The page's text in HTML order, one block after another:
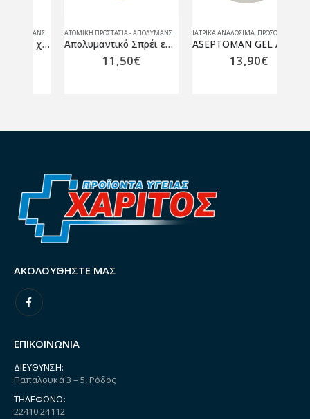
ΙΑΤΡΙΚΑ ΑΝΑΛΩΣΙΜΑ ΑΤΟΜΙΚΗ ΠΡΟΣΤΑΣΙΑ - ΑΠΟΛΥΜΑΝΣΗ,ΙΑΤΡΙΚΑ ΑΝΑΛΩΣΙΜΑ
Απολυμαντικό Σπρέι επιφανειών Anios Quick 1L
11,50€
ΙΑΤΡΙΚΑ ΑΝΑΛΩΣΙΜΑ,ΠΡΟΣΩΠΙΚΗ ΦΡΟΝΤΙΔΑ
ASEPTOMAN GEL Αλκοολούχο αντισηπτικό χεριών 1000ML
13,90€
ΑΚΟΛΟΥΘΉΣΤΕ ΜΑΣ
ΕΠΙΚΟΙΝΩΝΙΑ
ΔΙΕΎΘΥΝΣΗ:
Παπαλουκά 3 – 5, Ρόδος
ΤΗΛΈΦΩΝΟ:
22410 24112